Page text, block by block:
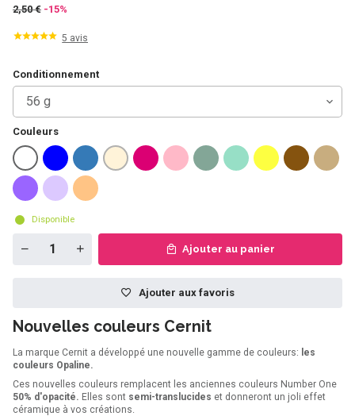
2,50 € -15%
5 avis
Conditionnement
56 g
Couleurs
Disponible
Ajouter au panier
Ajouter aux favoris
Nouvelles couleurs Cernit
La marque Cernit a développé une nouvelle gamme de couleurs: les
couleurs Opaline.
Ces nouvelles couleurs remplacent les anciennes couleurs Number One
50% d'opacité. Elles sont semi-translucides et donneront un joli effet
céramique à vos créations.